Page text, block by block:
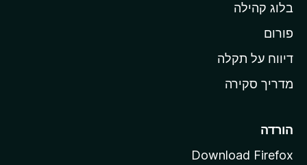
ל
M
i
l
בלוג קהילה
פורום
דיווח על תקלה
מדריך סקירה
הורדה
Download Firefox